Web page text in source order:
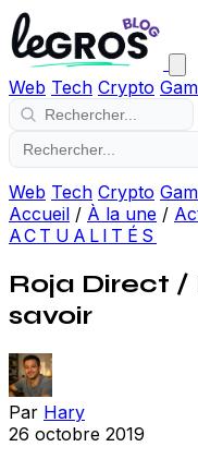
Web Tech Crypto
Web Tech Crypto
Accueil / À la une /
ACTUALITÉS
Roja Direct
savoir
Par Hary
26 octobre 2019